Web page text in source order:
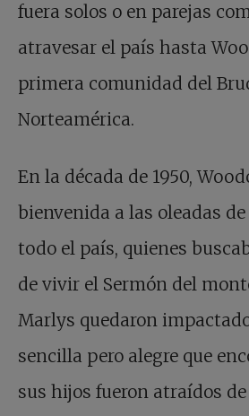
fuera solos o en parejas
atravesar el país hasta
primera comunidad del
Norteamérica.
En la década de 1950,
bienvenida a las oleadas
todo el país, quienes
de vivir el Sermón del
Marlys quedaron
sencilla pero alegre que
sus hijos fueron atraídos